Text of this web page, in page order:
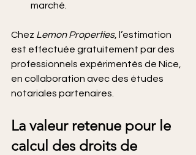
marché.
Chez Lemon Properties, l’estimation
est effectuée gratuitement par des
professionnels expérimentés de Nice,
en collaboration avec des études
notariales partenaires.
La valeur retenue pour le
calcul des droits de